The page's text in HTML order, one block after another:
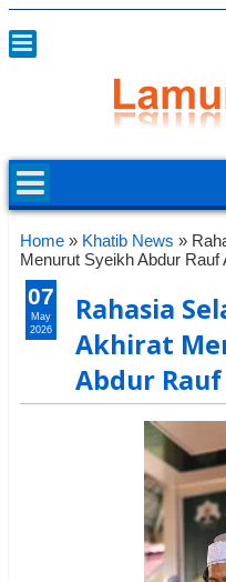
Home » Khatib News »
Menurut Syeikh Abdur Rauf
Rahasia
Akhirat
Abdur
07
May
2026